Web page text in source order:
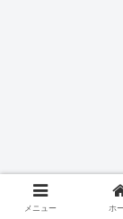
メニュー ホ